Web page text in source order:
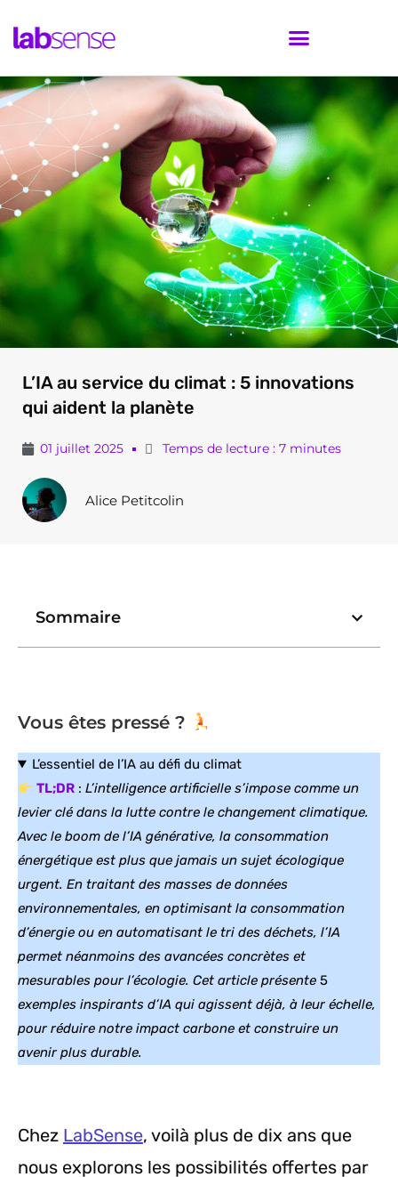
L’IA au service du climat : 5 innovations
qui aident la planète
01 juillet 2025 Temps de lecture : 7 minutes
Alice Petitcolin
Sommaire
Vous êtes pressé ?
L’essentiel de l’IA au défi du climat
TL;DR :L’intelligence artificielle s’impose comme un
levier clé dans la lutte contre le changement climatique.
Avec le boom de l’IA générative, la consommation
énergétique est plus que jamais un sujet écologique
urgent. En traitant des masses de données
environnementales, en optimisant la consommation
d’énergie ou en automatisant le tri des déchets, l’IA
permet néanmoins des avancées concrètes et
mesurables pour l’écologie. Cet article présente 5
exemples inspirants d’IA qui agissent déjà, à leur échelle,
pour réduire notre impact carbone et construire un
avenir plus durable.
Chez LabSense, voilà plus de dix ans que
nous explorons les possibilités offertes par